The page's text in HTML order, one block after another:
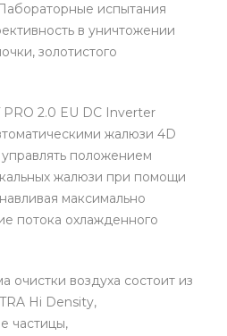
испытания
в уничтожении
золотистого
2.0 EU DC Inverter
жалюзи 4D
положением
жалюзи при помощи
максимально
потока охлажденного
очистки воздуха состоит из
Hi Density,
частицы,